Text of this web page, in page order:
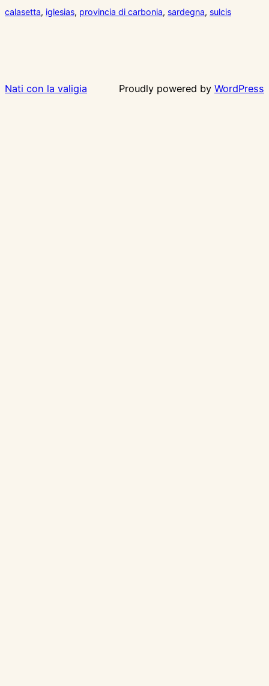
calasetta, iglesias, provincia di carbonia, sardegna, sulcis
Nati con la valigia Proudly powered by WordPress